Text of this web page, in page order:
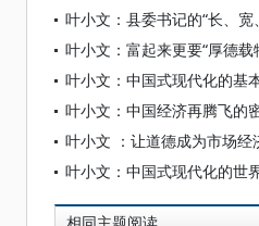
叶小文：县委书记的“长、宽
叶小文：中国式现代化的基
叶小文：中国经济再腾飞的
叶小文 ：让道德成为市场经
叶小文：中国式现代化的世